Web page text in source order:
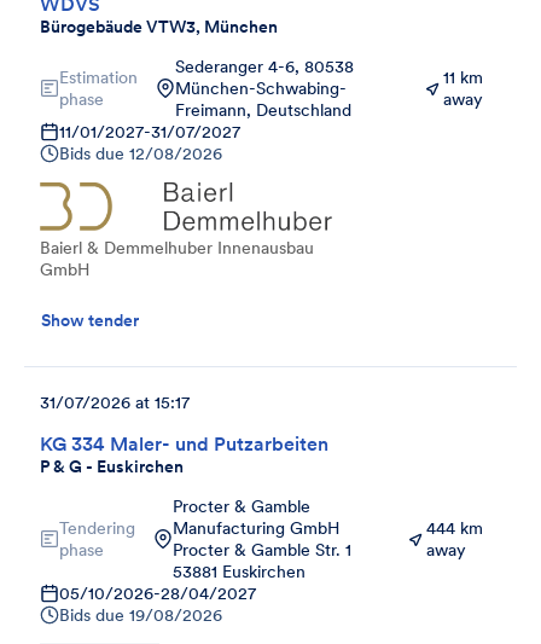
Bürogebäude VTW3, München
Estimation
phase
Sederanger 4-6, 80538
München-Schwabing-
Freimann, Deutschland
11 km
away
11/01/2027-31/07/2027
Bids due 12/08/2026
Baierl & Demmelhuber Innenausbau
GmbH
Show tender
KG 334 Maler- und Putzarbeiten
P & G - Euskirchen
31/07/2026 at 15:17
Tendering
phase
Procter & Gamble
Manufacturing GmbH
Procter & Gamble Str. 1
53881 Euskirchen
444 km
away
05/10/2026-28/04/2027
Bids due 19/08/2026